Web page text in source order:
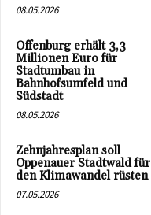
08.05.2026
Offenburg erhält 3,3
Millionen Euro für
Stadtumbau in
Bahnhofsumfeld und
Südstadt
08.05.2026
Zehnjahresplan soll
Oppenauer Stadtwald für
den Klimawandel rüsten
07.05.2026